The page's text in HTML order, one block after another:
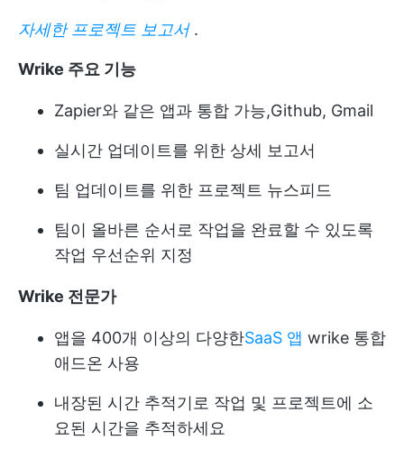
자세한 프로젝트 보고서.
Wrike 주요 기능
Zapier와 같은 앱과 통합 가능,Github, Gmail
실시간 업데이트를 위한 상세 보고서
팀 업데이트를 위한 프로젝트 뉴스피드
팀이 올바른 순서로 작업을 완료할 수 있도록
작업 우선순위 지정
Wrike 전문가
앱을 400개 이상의 다양한SaaS 앱 wrike 통합
애드온 사용
내장된 시간 추적기로 작업 및 프로젝트에 소
요된 시간을 추적하세요